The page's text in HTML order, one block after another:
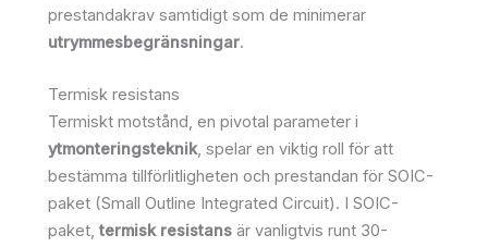
prestandakrav samtidigt som de minimerar
utrymmesbegränsningar.
Termisk resistans
Termiskt motstånd, en pivotal parameter i
ytmonteringsteknik, spelar en viktig roll för att
bestämma tillförlitligheten och prestandan för SOIC-
paket (Small Outline Integrated Circuit). I SOIC-
paket, termisk resistans är vanligtvis runt 30-